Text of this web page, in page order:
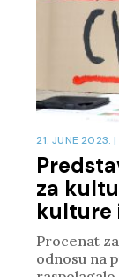
za
kulture
21. JUNE 2023. |
Procenat
odnosu na